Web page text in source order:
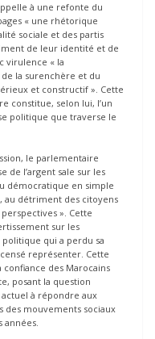
à une refonte du
« une rhétorique
sociale et des partis
de leur identité et de
virulence « la
la surenchère et du
et constructif ». Cette
constitue, selon lui, l’un
politique que traverse le
le parlementaire
de l’argent sale sur les
démocratique en simple
au détriment des citoyens
». Cette
sur les
qui a perdu sa
représenter. Cette
des Marocains
posant la question
à répondre aux
des mouvements sociaux